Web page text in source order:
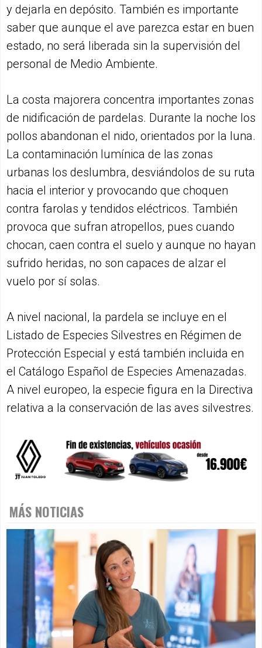
y dejarla en depósito. También es importante
saber que aunque el ave parezca estar en buen
estado, no será liberada sin la supervisión del
personal de Medio Ambiente.
La costa majorera concentra importantes zonas
de nidificación de pardelas. Durante la noche los
pollos abandonan el nido, orientados por la luna.
La contaminación lumínica de las zonas
urbanas los deslumbra, desviándolos de su ruta
hacia el interior y provocando que choquen
contra farolas y tendidos eléctricos. También
provoca que sufran atropellos, pues cuando
chocan, caen contra el suelo y aunque no hayan
sufrido heridas, no son capaces de alzar el
vuelo por sí solas.
A nivel nacional, la pardela se incluye en el
Listado de Especies Silvestres en Régimen de
Protección Especial y está también incluida en
el Catálogo Español de Especies Amenazadas.
A nivel europeo, la especie figura en la Directiva
relativa a la conservación de las aves silvestres.
MÁS NOTICIAS